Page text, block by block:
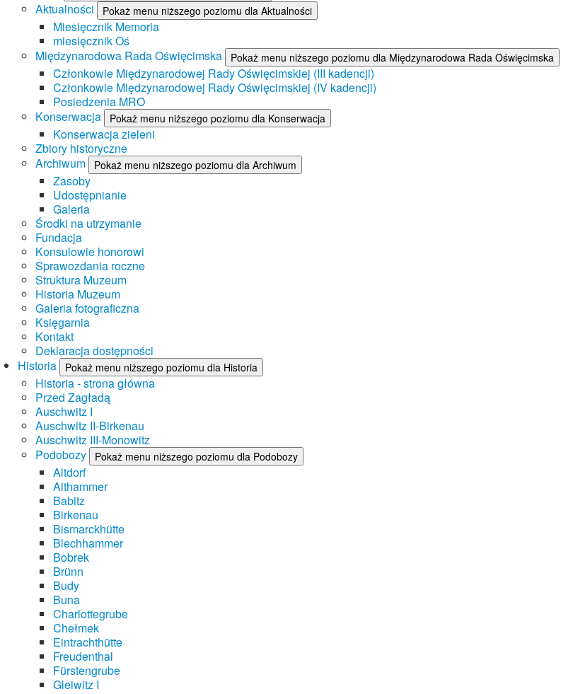
Aktualności Pokaż menu niższego poziomu dla Aktualności
Miesięcznik Memoria
miesięcznik Oś
Międzynarodowa Rada Oświęcimska
Pokaż menu niższego poziomu dla Międzynarodowa Rada Oświęcimska
Członkowie Międzynarodowej Rady Oświęcimskiej (III kadencji)
Członkowie Międzynarodowej Rady Oświęcimskiej (IV kadencji)
Posiedzenia MRO
Konserwacja
Pokaż menu niższego poziomu dla Konserwacja
Konserwacja zieleni
Zbiory historyczne
Archiwum
Pokaż menu niższego poziomu dla Archiwum
Zasoby
Udostępnianie
Galeria
Środki na utrzymanie
Fundacja
Konsulowie honorowi
Sprawozdania roczne
Struktura Muzeum
Historia Muzeum
Galeria fotograficzna
Księgarnia
Kontakt
Deklaracja dostępności
Historia
Pokaż menu niższego poziomu dla Historia
Historia - strona główna
Przed Zagładą
Auschwitz I
Auschwitz II-Birkenau
Auschwitz III-Monowitz
Podobozy
Pokaż menu niższego poziomu dla Podobozy
Altdorf
Althammer
Babitz
Birkenau
Bismarckhütte
Blechhammer
Bobrek
Brünn
Budy
Buna
Charlottegrube
Chełmek
Eintrachthütte
Freudenthal
Fürstengrube
Gleiwitz I